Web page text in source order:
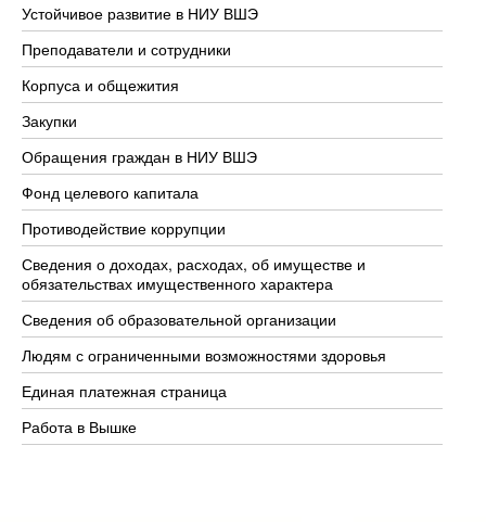
Устойчивое развитие в НИУ ВШЭ
Преподаватели и сотрудники
Корпуса и общежития
Закупки
Обращения граждан в НИУ ВШЭ
Фонд целевого капитала
Противодействие коррупции
Сведения о доходах, расходах, об имуществе и
обязательствах имущественного характера
Сведения об образовательной организации
Людям с ограниченными возможностями здоровья
Единая платежная страница
Работа в Вышке